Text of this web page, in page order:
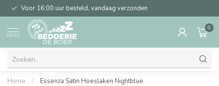
Voor 16:00 uur besteld, vandaag verzonden
MENU
0
Home / Essenza Satin Hoeslaken Nightblue